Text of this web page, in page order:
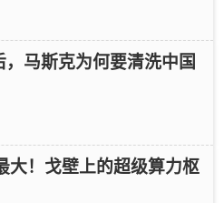
马斯克为何要清洗中国
大！戈壁上的超级算力枢